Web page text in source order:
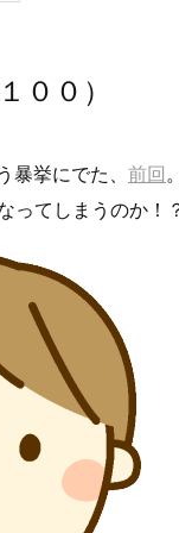
００）
暴挙にでた、 前回
ってしまうのか！